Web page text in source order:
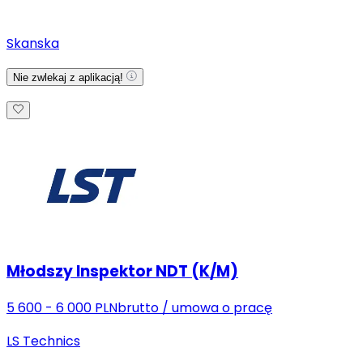
Skanska
Nie zwlekaj z aplikacją!
Młodszy Inspektor NDT (K/M)
5 600 - 6 000 PLNbrutto / umowa o pracę
LS Technics